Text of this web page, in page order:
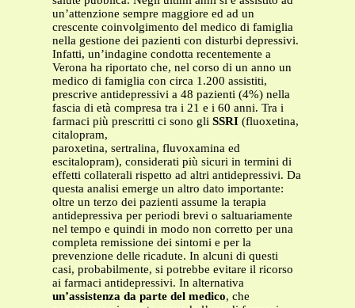
un’attenzione sempre maggiore ed ad un
crescente coinvolgimento del medico di famiglia
nella gestione dei pazienti con disturbi depressivi.
Infatti, un’indagine condotta recentemente a
Verona ha riportato che, nel corso di un anno un
medico di famiglia con circa 1.200 assistiti,
prescrive antidepressivi a 48 pazienti (4%) nella
fascia di età compresa tra i 21 e i 60 anni. Tra i
farmaci più prescritti ci sono gli SSRI (fluoxetina,
citalopram,
paroxetina, sertralina, fluvoxamina ed
escitalopram), considerati più sicuri in termini di
effetti collaterali rispetto ad altri antidepressivi. Da
questa analisi emerge un altro dato importante:
oltre un terzo dei pazienti assume la terapia
antidepressiva per periodi brevi o saltuariamente
nel tempo e quindi in modo non corretto per una
completa remissione dei sintomi e per la
prevenzione delle ricadute. In alcuni di questi
casi, probabilmente, si potrebbe evitare il ricorso
ai farmaci antidepressivi. In alternativa
un’assistenza da parte del medico, che